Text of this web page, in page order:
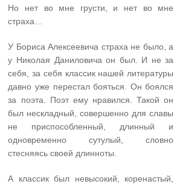
Но нет во мне грусти, и нет во мне
страха…
У Бориса Алексеевича страха не было, а
у Николая Даниловича он был. И не за
себя, за себя классик нашей литературы
давно уже перестал бояться. Он боялся
за поэта. Поэт ему нравился. Такой он
был нескладный, совершенно для славы
не приспособленный, длинный и
одновременно сутулый, словно
стесняясь своей длин­ноты.
А классик был невысокий, коренастый,